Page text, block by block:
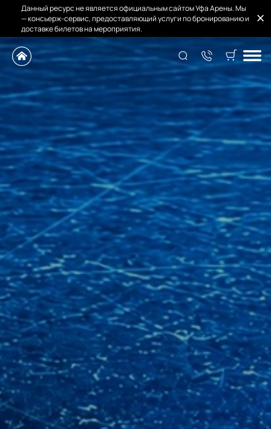
Данный ресурс не является официальным сайтом Уфа Арены. Мы
— консьерж-сервис, предоставляющий услуги по бронированию и
доставке билетов на мероприятия.